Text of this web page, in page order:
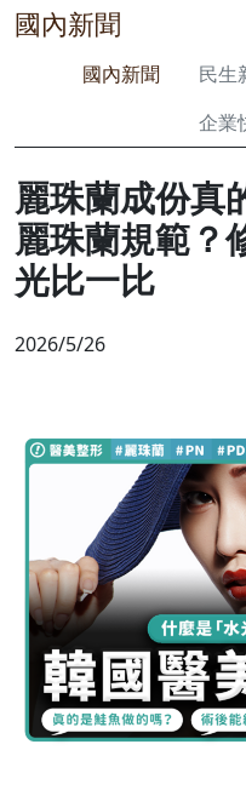
國內新聞
國內新聞 民生
企業
麗珠蘭成份真
麗珠蘭規範？
光比一比
2026/5/26